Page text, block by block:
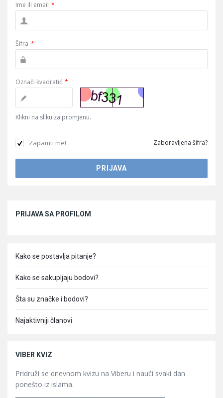
Ime ili email *
Šifra *
Označi kvadratić *
Klikni na sliku za promjenu.
Zapamti me! Zaboravljena šifra?
PRIJAVA SA PROFILOM
Kako se postavlja pitanje?
Kako se sakupljaju bodovi?
Šta su značke i bodovi?
Najaktivniji članovi
VIBER KVIZ
Pridruži se dnevnom kvizu na Viberu i nauči svaki dan
ponešto iz islama.